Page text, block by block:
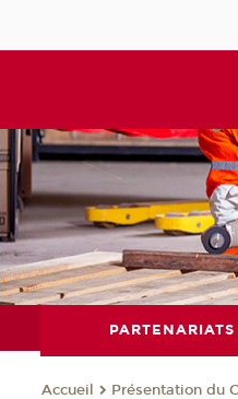
PARTENARIATS
Accueil Présentation du